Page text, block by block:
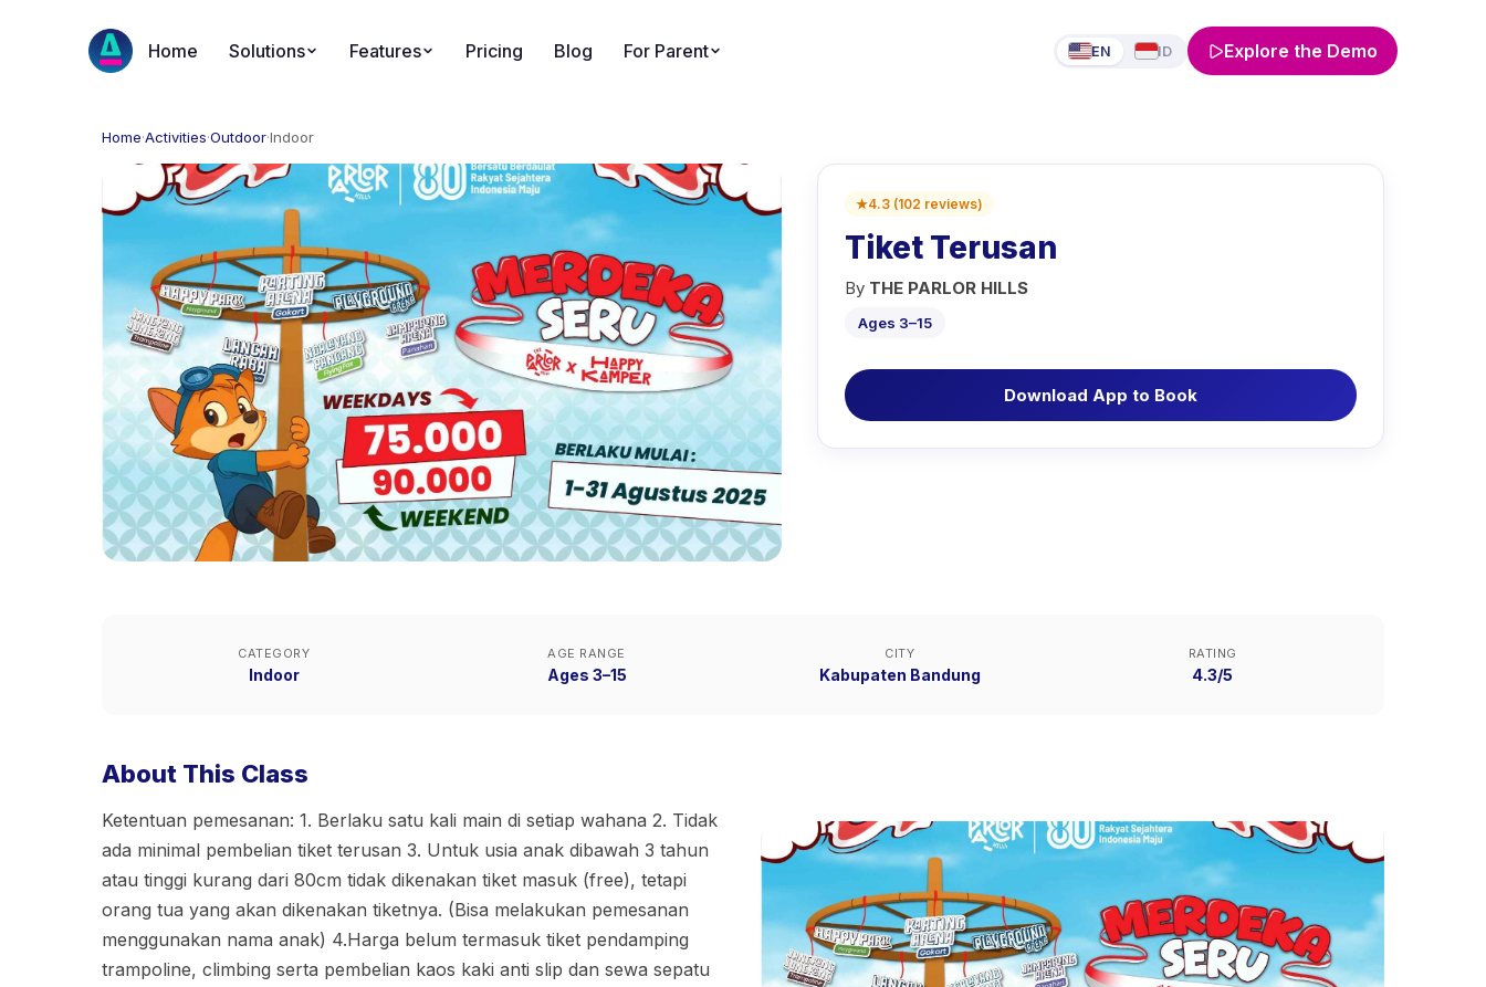
Home Solutions Features Pricing Blog For Parent EN ID Explore the Demo
Home·Activities·Outdoor·Indoor
★4.3 (102 reviews)
Tiket Terusan
By THE PARLOR HILLS
Ages 3–15
Download App to Book
CATEGORY
Indoor
AGE RANGE
Ages 3–15
CITY
Kabupaten Bandung
RATING
4.3/5
About This Class
Ketentuan pemesanan: 1. Berlaku satu kali main di setiap wahana 2. Tidak
ada minimal pembelian tiket terusan 3. Untuk usia anak dibawah 3 tahun
atau tinggi kurang dari 80cm tidak dikenakan tiket masuk (free), tetapi
orang tua yang akan dikenakan tiketnya. (Bisa melakukan pemesanan
menggunakan nama anak) 4.Harga belum termasuk tiket pendamping
trampoline, climbing serta pembelian kaos kaki anti slip dan sewa sepatu